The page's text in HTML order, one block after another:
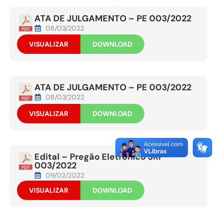
ATA DE JULGAMENTO – PE 003/2022
08/03/2022
VISUALIZAR
DOWNLOAD
ATA DE JULGAMENTO – PE 003/2022
08/03/2022
VISUALIZAR
DOWNLOAD
Edital – Pregão Eletrônico SRP
003/2022
09/02/2022
VISUALIZAR
DOWNLOAD